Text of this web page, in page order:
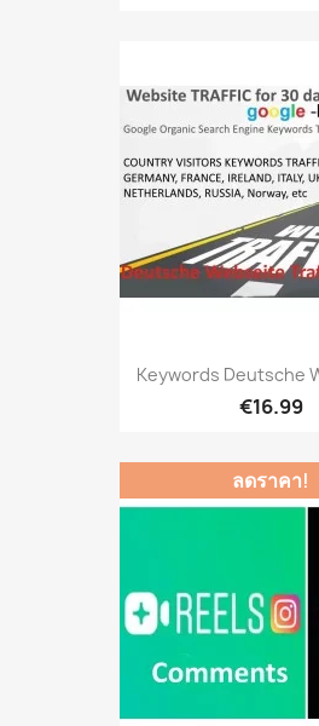
Keywords Deutsche
€16.99
ลดราคา!